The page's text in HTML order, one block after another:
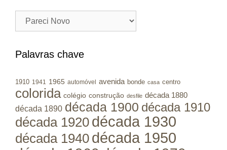
Cidades
Municípios
Palavras chave
1910 1941 1965 automóvel avenida bonde casa centro
colorida colégio construção desfile década 1880
década 1890 década 1900 década 1910
década 1920 década 1930
década 1940 década 1950